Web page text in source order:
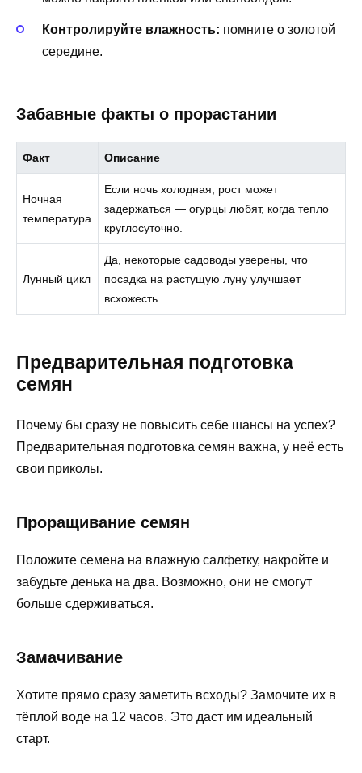
Контролируйте влажность: помните о золотой
середине.
Забавные факты о прорастании
Факт Описание
Ночная
температура
Если ночь холодная, рост может
задержаться — огурцы любят, когда тепло
круглосуточно.
Лунный цикл
Да, некоторые садоводы уверены, что
посадка на растущую луну улучшает
всхожесть.
Предварительная подготовка
семян
Почему бы сразу не повысить себе шансы на успех?
Предварительная подготовка семян важна, у неё есть
свои приколы.
Проращивание семян
Положите семена на влажную салфетку, накройте и
забудьте денька на два. Возможно, они не смогут
больше сдерживаться.
Замачивание
Хотите прямо сразу заметить всходы? Замочите их в
тёплой воде на 12 часов. Это даст им идеальный
старт.